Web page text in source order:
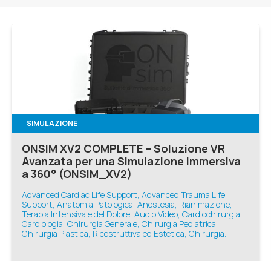
SIMULAZIONE
ONSIM XV2 COMPLETE – Soluzione VR
Avanzata per una Simulazione Immersiva
a 360° (ONSIM_XV2)
Advanced Cardiac Life Support, Advanced Trauma Life
Support, Anatomia Patologica, Anestesia, Rianimazione,
Terapia Intensiva e del Dolore, Audio Video, Cardiochirurgia,
Cardiologia, Chirurgia Generale, Chirurgia Pediatrica,
Chirurgia Plastica, Ricostruttiva ed Estetica, Chirurgia